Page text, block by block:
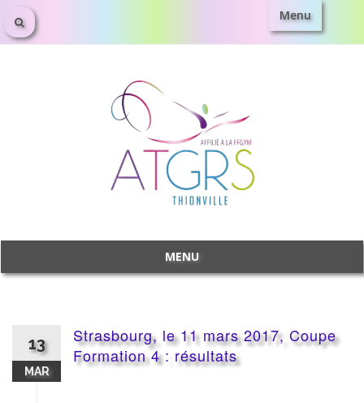
Menu
Aller
MENU
Aller
13
MAR
Strasbourg, le 11 mars 2017, Coupe
Formation 4 : résultats